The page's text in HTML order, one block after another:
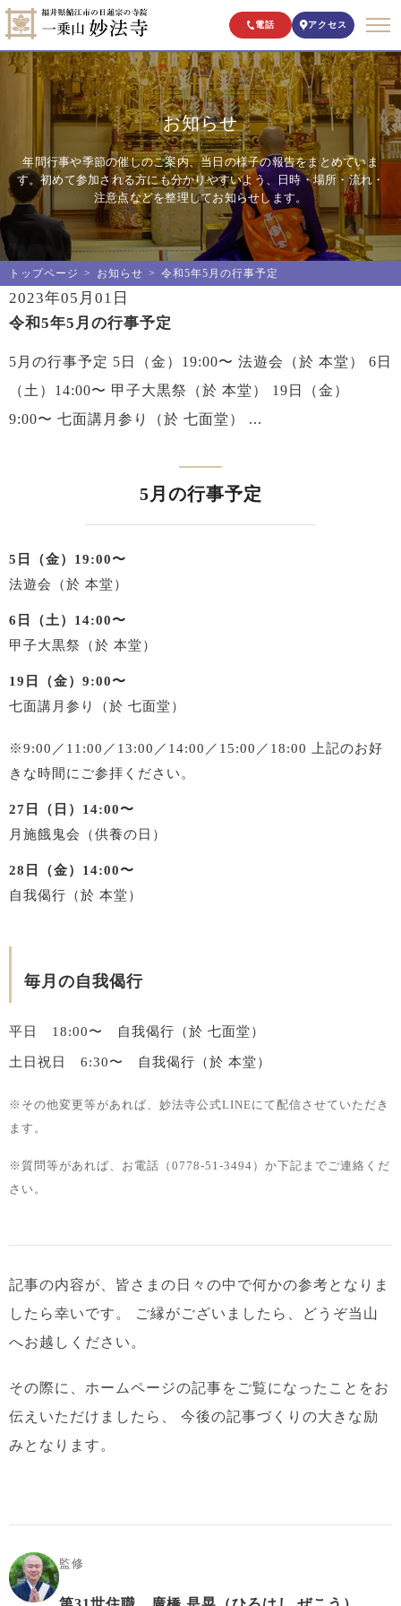
電話 アクセス
お知らせ
年間行事や季節の催しのご案内、当日の様子の報告をまとめていま
す。初めて参加される方にも分かりやすいよう、日時・場所・流れ・
注意点などを整理してお知らせします。
トップページ お知らせ 令和5年5月の行事予定
2023年05月01日
令和5年5月の行事予定
5月の行事予定 5日（金）19:00〜 法遊会（於 本堂） 6日
（土）14:00〜 甲子大黒祭（於 本堂） 19日（金）
9:00〜 七面講月参り（於 七面堂） ...
5月の行事予定
5日（金）19:00〜
法遊会（於 本堂）
6日（土）14:00〜
甲子大黒祭（於 本堂）
19日（金）9:00〜
七面講月参り（於 七面堂）
※9:00／11:00／13:00／14:00／15:00／18:00
上記のお好
きな時間にご参拝ください。
27日（日）14:00〜
月施餓鬼会（供養の日）
28日（金）14:00〜
自我偈行（於 本堂）
毎月の自我偈行
平日 18:00〜 自我偈行（於 七面堂）
土日祝日 6:30〜 自我偈行（於 本堂）
※その他変更等があれば、妙法寺公式LINEにて配信させていただき
ます。
※質問等があれば、お電話（0778-51-3494）か下記までご連絡くだ
さい。
記事の内容が、皆さまの日々の中で何かの参考となりま
したら幸いです。
ご縁がございましたら、どうぞ当山
へお越しください。
その際に、ホームページの記事をご覧になったことをお
伝えいただけましたら、
今後の記事づくりの大きな励
みとなります。
監修